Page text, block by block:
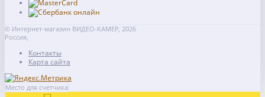
© Интернет-магазин ВИДЕО-КАМЕР, 2026
Россия,
Контакты
Карта сайта
Место для счетчика